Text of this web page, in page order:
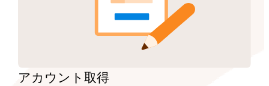
アカウント取得